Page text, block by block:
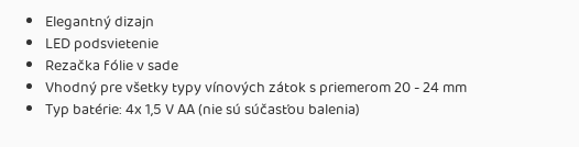
Elegantný dizajn
LED podsvietenie
Rezačka fólie v sade
Vhodný pre všetky typy vínových zátok s priemerom 20 - 24 mm
Typ batérie: 4x 1,5 V AA (nie sú súčasťou balenia)